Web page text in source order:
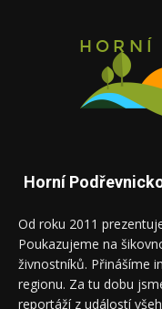
Horní
Od roku 2011
Poukazujeme na
živnostníků. Přinášíme
regionu. Za tu dobu
reportáží z událostí